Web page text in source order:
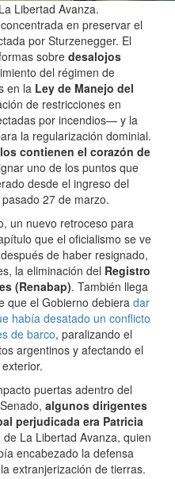
Libertad Avanza.
en preservar el
por Sturzenegger. El
sobre desalojos
del régimen de
en laLey de Manejo del
de restricciones en
por incendios— y la
la regularización dominial.
contienen el corazón de
uno de los puntos que
desde el ingreso del
27 de marzo.
un nuevo retroceso para
que el oficialismo se ve
de haber resignado,
la eliminación del Registro
(Renabap). También llega
que el Gobierno debiera dar
había desatado un conflicto
de barco, paralizando el
argentinos y afectando el
puertas adentro del
algunos dirigentes
perjudicada era Patricia
La Libertad Avanza, quien
encabezado la defensa
extranjerización de tierras.